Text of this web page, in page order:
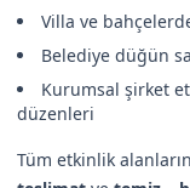
Villa ve
Belediye düğün
Kurumsal şirket
düzenleri
Tüm etkinlik